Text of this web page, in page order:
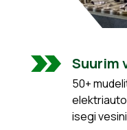
Suurim
50+
isegi